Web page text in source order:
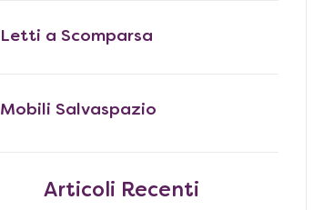
Letti a Scomparsa
Mobili Salvaspazio
Articoli Recenti